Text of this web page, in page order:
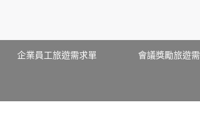
除了上述，會保留您在上網瀏覽或查詢時，伺
。本網站會對個別連線者的瀏覽器予以標示，
將在事前或註冊登錄取得您的同意後，傳送
企業員工旅遊需求單 會議獎勵旅遊